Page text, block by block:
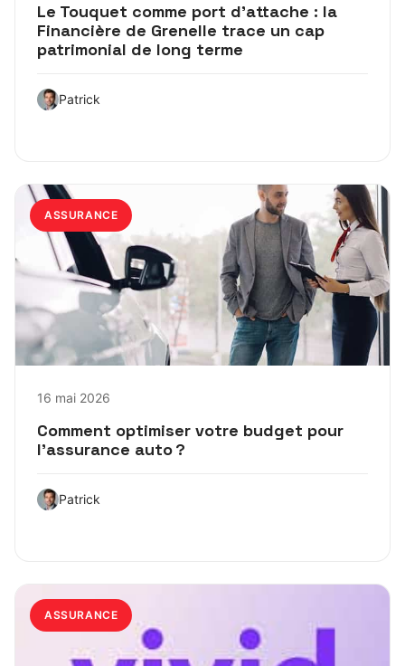
Le Touquet comme port d’attache : la
Financière de Grenelle trace un cap
patrimonial de long terme
Patrick
ASSURANCE
16 mai 2026
Comment optimiser votre budget pour
l’assurance auto ?
Patrick
ASSURANCE